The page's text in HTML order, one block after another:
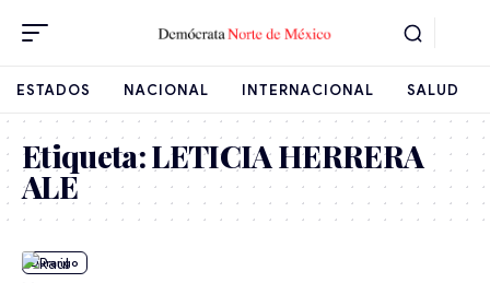
ESTADOS NACIONAL INTERNACIONAL SALUD
Etiqueta:LETICIA HERRERA
ALE
Durango